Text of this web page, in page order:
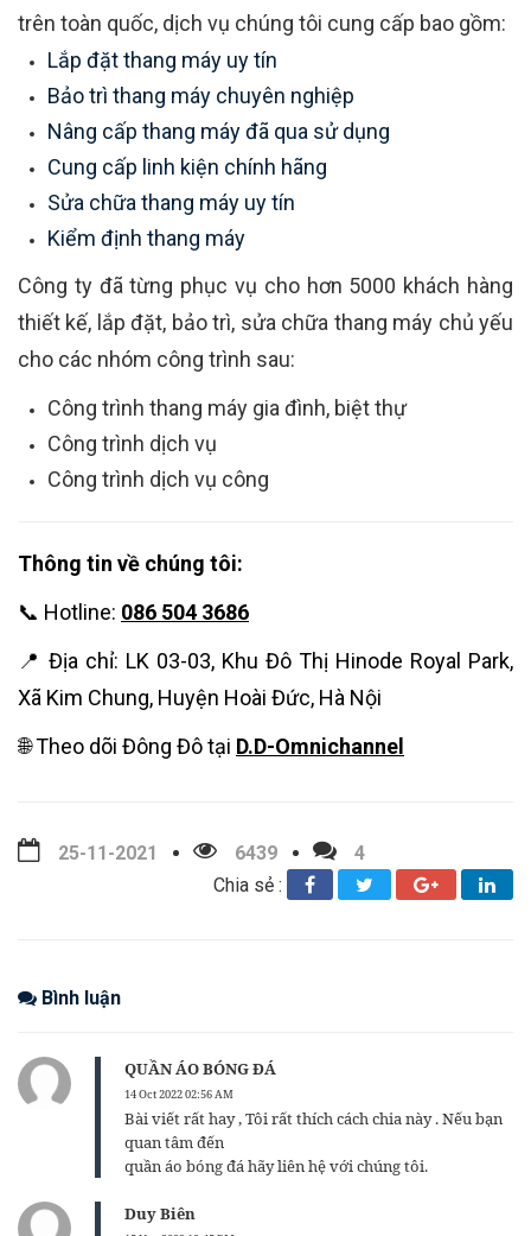
trên toàn quốc, dịch vụ chúng tôi cung cấp bao gồm:
Lắp đặt thang máy uy tín
Bảo trì thang máy chuyên nghiệp
Nâng cấp thang máy đã qua sử dụng
Cung cấp linh kiện chính hãng
Sửa chữa thang máy uy tín
Kiểm định thang máy
Công ty đã từng phục vụ cho hơn 5000 khách hàng
thiết kế, lắp đặt, bảo trì, sửa chữa thang máy chủ yếu
cho các nhóm công trình sau:
Công trình thang máy gia đình, biệt thự
Công trình dịch vụ
Công trình dịch vụ công
Thông tin về chúng tôi:
📞 Hotline: 086 504 3686
📍 Địa chỉ: LK 03-03, Khu Đô Thị Hinode Royal Park,
Xã Kim Chung, Huyện Hoài Đức, Hà Nội
🌐 Theo dõi Đông Đô tại D.D-Omnichannel
25-11-2021 6439
4
Chia sẻ :
Bình luận
QUẦN ÁO BÓNG ĐÁ
14 Oct 2022 02:56 AM
Bài viết rất hay , Tôi rất thích cách chia này . Nếu bạn
quan tâm đến
quần áo bóng đá hãy liên hệ với chúng tôi.
Duy Biên